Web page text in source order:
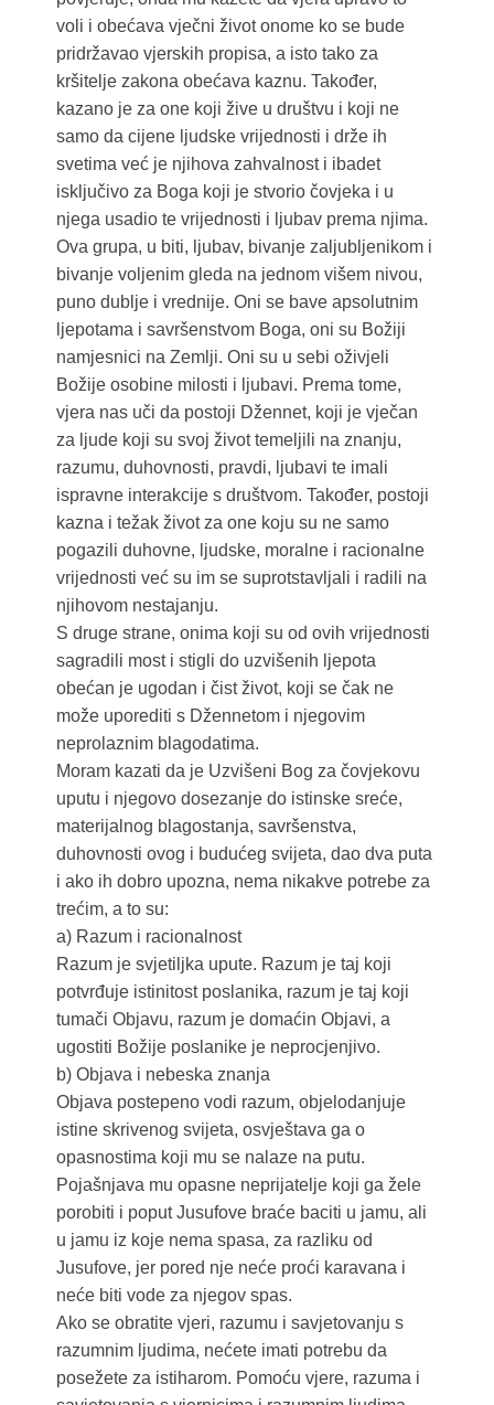
voli i obećava vječni život onome ko se bude
pridržavao vjerskih propisa, a isto tako za
kršitelje zakona obećava kaznu. Također,
kazano je za one koji žive u društvu i koji ne
samo da cijene ljudske vrijednosti i drže ih
svetima već je njihova zahvalnost i ibadet
isključivo za Boga koji je stvorio čovjeka i u
njega usadio te vrijednosti i ljubav prema njima.
Ova grupa, u biti, ljubav, bivanje zaljubljenikom i
bivanje voljenim gleda na jednom višem nivou,
puno dublje i vrednije. Oni se bave apsolutnim
ljepotama i savršenstvom Boga, oni su Božiji
namjesnici na Zemlji. Oni su u sebi oživjeli
Božije osobine milosti i ljubavi. Prema tome,
vjera nas uči da postoji Džennet, koji je vječan
za ljude koji su svoj život temeljili na znanju,
razumu, duhovnosti, pravdi, ljubavi te imali
ispravne interakcije s društvom. Također, postoji
kazna i težak život za one koju su ne samo
pogazili duhovne, ljudske, moralne i racionalne
vrijednosti već su im se suprotstavljali i radili na
njihovom nestajanju.
S druge strane, onima koji su od ovih vrijednosti
sagradili most i stigli do uzvišenih ljepota
obećan je ugodan i čist život, koji se čak ne
može uporediti s Džennetom i njegovim
neprolaznim blagodatima.
Moram kazati da je Uzvišeni Bog za čovjekovu
uputu i njegovo dosezanje do istinske sreće,
materijalnog blagostanja, savršenstva,
duhovnosti ovog i budućeg svijeta, dao dva puta
i ako ih dobro upozna, nema nikakve potrebe za
trećim, a to su:
a) Razum i racionalnost
Razum je svjetiljka upute. Razum je taj koji
potvrđuje istinitost poslanika, razum je taj koji
tumači Objavu, razum je domaćin Objavi, a
ugostiti Božije poslanike je neprocjenjivo.
b) Objava i nebeska znanja
Objava postepeno vodi razum, objelodanjuje
istine skrivenog svijeta, osvještava ga o
opasnostima koji mu se nalaze na putu.
Pojašnjava mu opasne neprijatelje koji ga žele
porobiti i poput Jusufove braće baciti u jamu, ali
u jamu iz koje nema spasa, za razliku od
Jusufove, jer pored nje neće proći karavana i
neće biti vode za njegov spas.
Ako se obratite vjeri, razumu i savjetovanju s
razumnim ljudima, nećete imati potrebu da
posežete za istiharom. Pomoću vjere, razuma i